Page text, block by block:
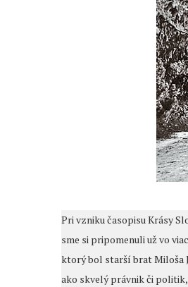
Pri vzniku časopisu Krásy
sme si pripomenuli už vo
ktorý bol starší brat Miloša
ako skvelý právnik či